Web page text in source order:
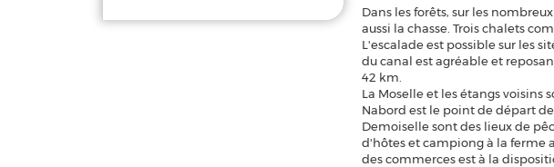
Dans les forêts, sur les
aussi la chasse. Trois chalets
L'escalade est possible sur les
du canal est agréable et
42 km.
La Moselle et les étangs voisins
Nabord est le point de départ
Demoiselle sont des lieux de
d'hôtes et campiong à la ferme
des commerces est à la